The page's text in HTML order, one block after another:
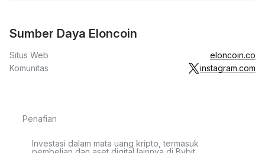
Sumber Daya Eloncoin
Situs Web
eloncoin.co
Komunitas
instagram.com
Penafian
Investasi dalam mata uang kripto, termasuk